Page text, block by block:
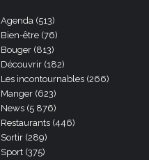
Agenda (513)
Bien-être (76)
Bouger (813)
Découvrir (182)
Les incontournables (266)
Manger (623)
News (5 876)
Restaurants (446)
Sortir (289)
Sport (375)